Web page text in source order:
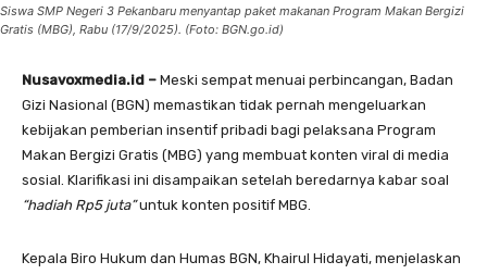
Siswa SMP Negeri 3 Pekanbaru menyantap paket makanan Program Makan Bergizi
Gratis (MBG), Rabu (17/9/2025). (Foto: BGN.go.id)
Nusavoxmedia.id – Meski sempat menuai perbincangan, Badan
Gizi Nasional (BGN) memastikan tidak pernah mengeluarkan
kebijakan pemberian insentif pribadi bagi pelaksana Program
Makan Bergizi Gratis (MBG) yang membuat konten viral di media
sosial. Klarifikasi ini disampaikan setelah beredarnya kabar soal
“hadiah Rp5 juta”untuk konten positif MBG.
Kepala Biro Hukum dan Humas BGN, Khairul Hidayati, menjelaskan